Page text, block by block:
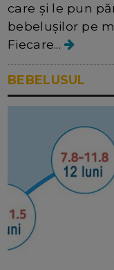
care și le pun
bebelușilor pe
Fiecare...
BEBELUSUL